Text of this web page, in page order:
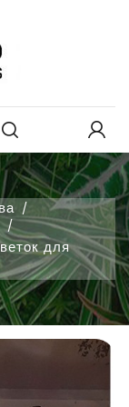
wishlist
in your
Войти
для